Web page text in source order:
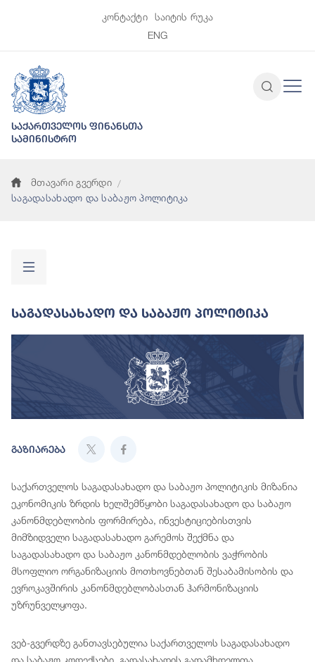
კონტაქტი
საიტის რუკა
ENG
საქართველოს ფინანსთა
სამინისტრო
მთავარი გვერდი
საგადასახადო და საბაჟო პოლიტიკა
Საგადასახადო Და Საბაჟო Პოლიტიკა
გაზიარება
საქართველოს საგადასახადო და საბაჟო პოლიტიკის მიზანია
ეკონომიკის ზრდის ხელშემწყობი საგადასახადო და საბაჟო
კანონმდებლობის ფორმირება, ინვესტიციებისთვის
მიმზიდველი საგადასახადო გარემოს შექმნა და
საგადასახადო და საბაჟო კანონმდებლობის ვაჭრობის
მსოფლიო ორგანიზაციის მოთხოვნებთან შესაბამისობის და
ევროკავშირის კანონმდებლობასთან ჰარმონიზაციის
უზრუნველყოფა.
ვებ-გვერდზე განთავსებულია საქართველოს საგადასახადო
და საბაჟო კოდექსები, გადასახადის გადამხდელთა